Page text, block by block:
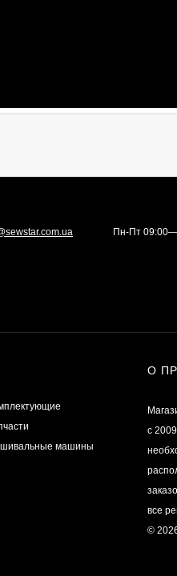
Пн-Пт
машины
О
с
все
©